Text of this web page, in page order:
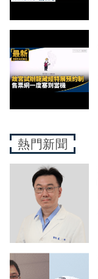
熱門新聞